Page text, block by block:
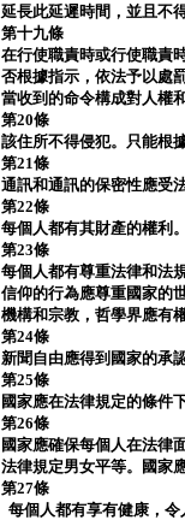
延長此延遲時間，並且不
第十九條
在行使職責時或行使職責
否根據指示，依法予以處罰
當收到的命令構成對人權
第20條
該住所不得侵犯。只能根
第21條
通訊和通訊的保密性應受
第22條
每個人都有其財產的權利
第23條
每個人都有尊重法律和法
信仰的行為應尊重國家的
機構和宗教，哲學界應有
第24條
新聞自由應得到國家的承
第25條
國家應在法律規定的條件
第26條
國家應確保每個人在法律
法律規定男女平等。國家
第27條
每個人都有享有健康，令